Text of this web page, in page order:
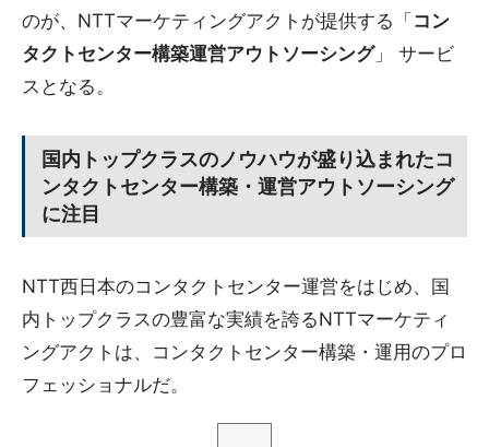
のが、NTTマーケティングアクトが提供する「 コン
タクトセンター構築運営アウトソーシング」 サービ
スとなる。
国内トップクラスのノウハウが盛り込まれたコ
ンタクトセンター構築・運営アウトソーシング
に注目
NTT西日本のコンタクトセンター運営をはじめ、国
内トップクラスの豊富な実績を誇るNTTマーケティ
ングアクトは、コンタクトセンター構築・運用のプロ
フェッショナルだ。